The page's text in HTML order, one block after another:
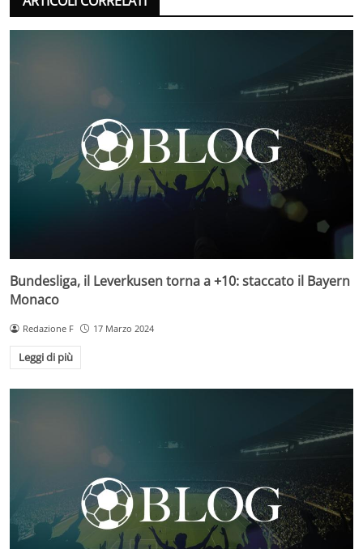
Bundesliga, il Leverkusen torna a +10: staccato il Bayern
Monaco
Redazione F 17 Marzo 2024
Leggi di più